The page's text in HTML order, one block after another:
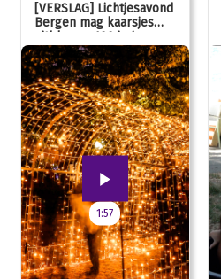
[VERSLAG] Lichtjesavond
Bergen mag kaarsjes
uitblazen: 100 jarig
jubileum!
1:57